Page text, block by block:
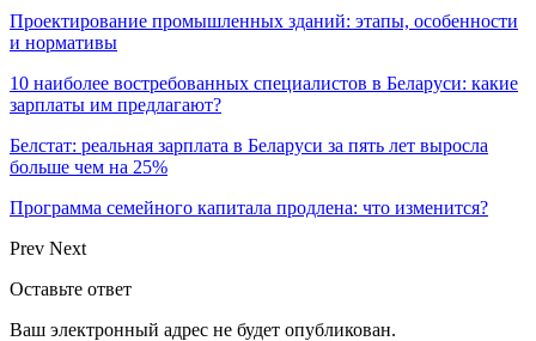
Проектирование промышленных зданий: этапы, особенности
и нормативы
10 наиболее востребованных специалистов в Беларуси: какие
зарплаты им предлагают?
Белстат: реальная зарплата в Беларуси за пять лет выросла
больше чем на 25%
Программа семейного капитала продлена: что изменится?
Prev Next
Оставьте ответ
Ваш электронный адрес не будет опубликован.